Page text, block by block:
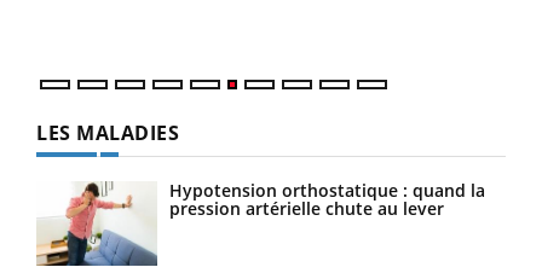
LES MALADIES
Hypotension orthostatique : quand la
pression artérielle chute au lever